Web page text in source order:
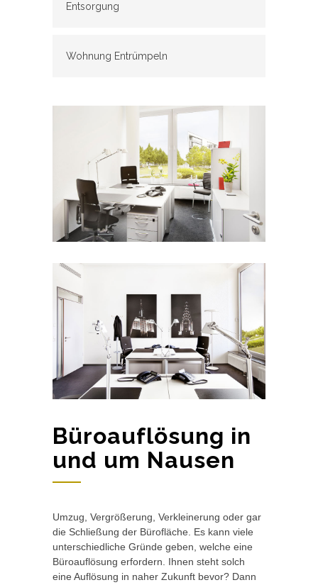
Entsorgung
Wohnung Entrümpeln
Büroauflösung in
und um Nausen
Umzug, Vergrößerung, Verkleinerung oder gar
die Schließung der Bürofläche. Es kann viele
unterschiedliche Gründe geben, welche eine
Büroauflösung erfordern. Ihnen steht solch
eine Auflösung in naher Zukunft bevor? Dann